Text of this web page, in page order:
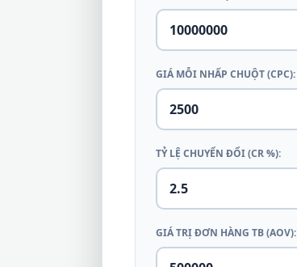
GIÁ MỖI NHẤP CHUỘT (CPC):
TỶ LỆ CHUYỂN ĐỔI (CR %):
GIÁ TRỊ ĐƠN HÀNG TB (AOV):